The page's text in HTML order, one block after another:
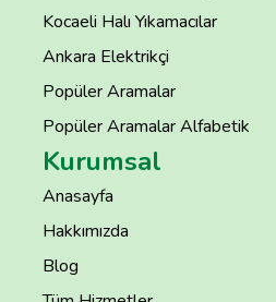
Kocaeli Halı Yıkamacılar
Ankara Elektrikçi
Popüler Aramalar
Popüler Aramalar Alfabetik
Kurumsal
Anasayfa
Hakkımızda
Blog